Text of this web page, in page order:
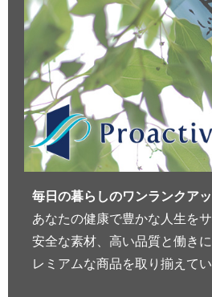
毎日の暮らしのワンランクア
あなたの健康で豊かな人生を
安全な素材、高い品質と働き
レミアムな商品を取り揃えてい